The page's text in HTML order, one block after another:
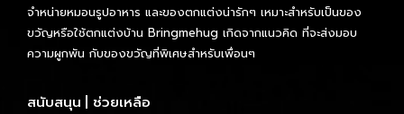
จำหน่ายหมอนรูปอาหาร และของตกแต่งน่ารักๆ เหมาะสำหรับเป็นของ
ขวัญหรือใช้ตกแต่งบ้าน Bringmehug เกิดจากแนวคิด ที่จะส่งมอบ
ความผูกพัน กับของขวัญที่พิเศษสำหรับเพื่อนๆ
สนับสนุน | ช่วยเหลือ